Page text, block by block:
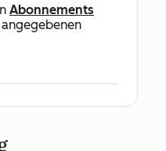
Abonnements